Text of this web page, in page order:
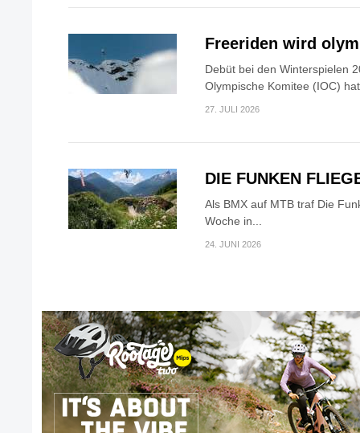
Freeriden wird
Debüt bei den Winterspielen
Olympische Komitee (IOC)
27. JULI 2026
DIE FUNKEN
Als BMX auf MTB traf Die
Woche in...
24. JUNI 2026